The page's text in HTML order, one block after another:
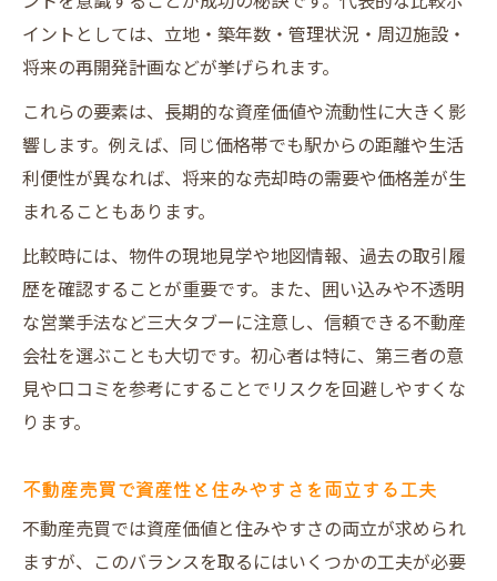
イントとしては、立地・築年数・管理状況・周辺施設・
将来の再開発計画などが挙げられます。
これらの要素は、長期的な資産価値や流動性に大きく影
響します。例えば、同じ価格帯でも駅からの距離や生活
利便性が異なれば、将来的な売却時の需要や価格差が生
まれることもあります。
比較時には、物件の現地見学や地図情報、過去の取引履
歴を確認することが重要です。また、囲い込みや不透明
な営業手法など三大タブーに注意し、信頼できる不動産
会社を選ぶことも大切です。初心者は特に、第三者の意
見や口コミを参考にすることでリスクを回避しやすくな
ります。
不動産売買で資産性と住みやすさを両立する工夫
不動産売買では資産価値と住みやすさの両立が求められ
ますが、このバランスを取るにはいくつかの工夫が必要